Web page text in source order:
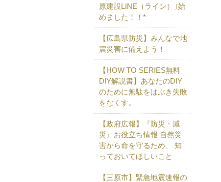
原建設LINE（ライン）｣始
めました！！*
【広島県防災】みんなで地
震災害に備えよう！
【HOW TO SERIES無料
DIY解説書】あなたのDIY
のために無駄をはぶき失敗
をなくす。
【政府広報】『防災・減
災』お役立ち情報 自然災
害から命を守るため、 知
っておいてほしいこと
【三原市】緊急地震速報の